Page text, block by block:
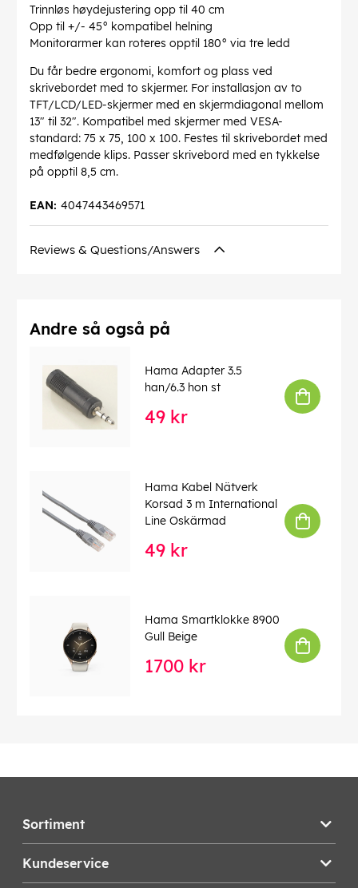
Trinnløs høydejustering opp til 40 cm
Opp til +/- 45° kompatibel helning
Monitorarmer kan roteres opptil 180° via tre ledd
Du får bedre ergonomi, komfort og plass ved
skrivebordet med to skjermer. For installasjon av to
TFT/LCD/LED-skjermer med en skjermdiagonal mellom
13" til 32". Kompatibel med skjermer med VESA-
standard: 75 x 75, 100 x 100. Festes til skrivebordet med
medfølgende klips. Passer skrivebord med en tykkelse
på opptil 8,5 cm.
4047443469571
EAN:
Reviews & Questions/Answers
Andre så også på
Hama Adapter 3.5
han/6.3 hon st
49 kr
Hama Kabel Nätverk
Korsad 3 m International
Line Oskärmad
49 kr
Hama Smartklokke 8900
Gull Beige
1700 kr
Sortiment
Kundeservice